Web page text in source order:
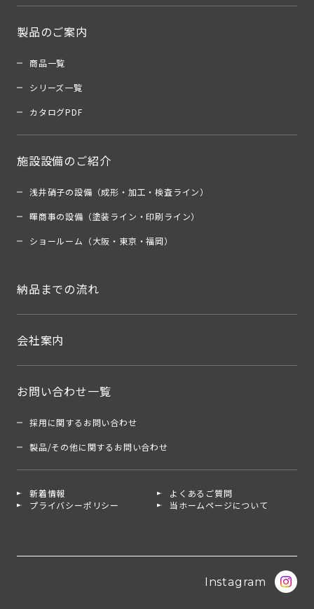
製品のご案内
商品一覧
シリーズ一覧
カタログPDF
施設設備のご紹介
浅井硝子の設備（成形・加工・検査ライン）
暉商事の設備（塗装ライン・印刷ライン）
ショールーム（大阪・東京・福岡）
納品までの流れ
会社案内
お問い合わせ一覧
採用に関するお問い合わせ
製品/その他に関するお問い合わせ
新着情報
よくあるご質問
プライバシーポリシー
当ホームページについて
Instagram